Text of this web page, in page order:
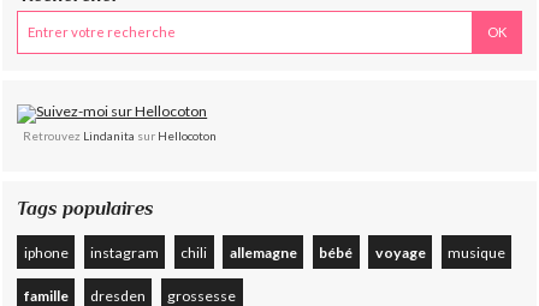
Retrouvez Lindanita sur Hellocoton
Tags populaires
iphone instagram chili allemagne bébé voyage musique
famille dresden grossesse